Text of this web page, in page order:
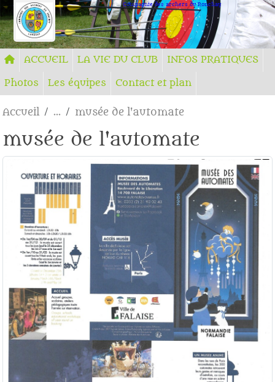
Compagnie des archers du Ronchay
ACCUEIL LA VIE DU CLUB
INFOS PRATIQUES
Photos
Les équipes Contact et plan
Accueil musée de l'automate
musée de l'automate
Panneau de gestion des cookies